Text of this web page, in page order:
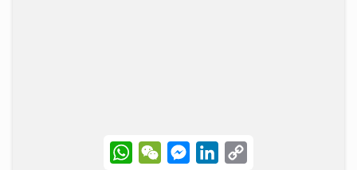
W
h
W
e
M
e
L